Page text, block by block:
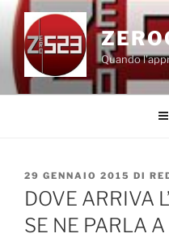
Salta
contenuto
Quando
PUBBLICATO
IL
29 GENNAIO 2015 DI
DOVE ARRIVA
SE NE PARLA